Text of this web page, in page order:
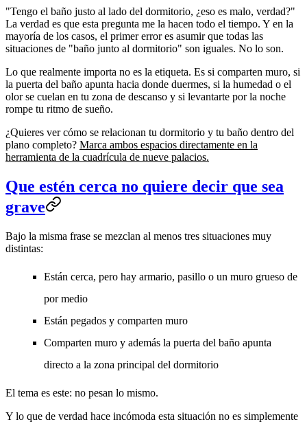
"Tengo el baño justo al lado del dormitorio, ¿eso es malo, verdad?"
La verdad es que esta pregunta me la hacen todo el tiempo. Y en la
mayoría de los casos, el primer error es asumir que todas las
situaciones de "baño junto al dormitorio" son iguales. No lo son.
Lo que realmente importa no es la etiqueta. Es si comparten muro, si
la puerta del baño apunta hacia donde duermes, si la humedad o el
olor se cuelan en tu zona de descanso y si levantarte por la noche
rompe tu ritmo de sueño.
¿Quieres ver cómo se relacionan tu dormitorio y tu baño dentro del
plano completo? Marca ambos espacios directamente en la
herramienta de la cuadrícula de nueve palacios.
Que estén cerca no quiere decir que sea
grave
Bajo la misma frase se mezclan al menos tres situaciones muy
distintas:
Están cerca, pero hay armario, pasillo o un muro grueso de
por medio
Están pegados y comparten muro
Comparten muro y además la puerta del baño apunta
directo a la zona principal del dormitorio
El tema es este: no pesan lo mismo.
Y lo que de verdad hace incómoda esta situación no es simplemente